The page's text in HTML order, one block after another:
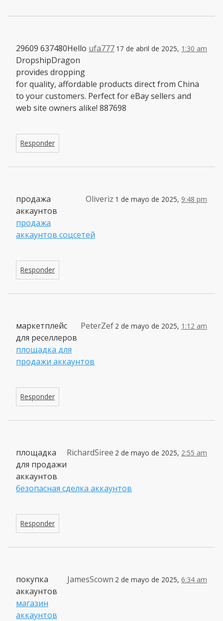
ufa777 17 de abril de 2025, 1:30 am
29609 637480Hello
DropshipDragon
provides dropping
for quality, affordable products direct from China
to your customers. Perfect for eBay sellers and
web site owners alike! 887698
Responder
Oliveriz 1 de mayo de 2025, 9:48 pm
продажа
аккаунтов
продажа
аккаунтов соцсетей
Responder
PeterZef 2 de mayo de 2025, 1:12 am
маркетплейс
для реселлеров
площадка для
продажи аккаунтов
Responder
RichardSiree 2 de mayo de 2025, 2:55 am
площадка
для продажи
аккаунтов
безопасная сделка аккаунтов
Responder
JamesScown 2 de mayo de 2025, 6:34 am
покупка
аккаунтов
магазин
аккаунтов